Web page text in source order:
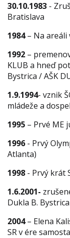
30.10.1983 -
Bratislava
1984– Na areáli
1992 –
KLUB a hneď
Bystrica / AŠK
1.9.1994- vznik
mládeže a
1995 – Prvé ME
1996 - Prvý
Atlanta)
1998 - Prvý krát
1.6.2001-
Dukla B. Bystrica
2004– Elena
SR v ére